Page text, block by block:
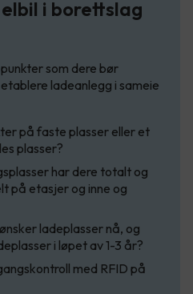
i borettslag
som dere bør
ladeanlegg i sameie
på faste plasser eller et
plasser?
har dere totalt og
på etasjer og inne og
ladeplasser nå, og
i løpet av 1-3 år?
med RFID på